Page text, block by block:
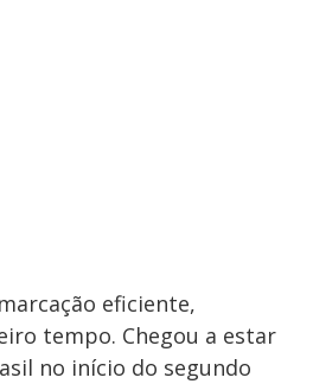
eficiente,
tempo. Chegou a estar
no início do segundo